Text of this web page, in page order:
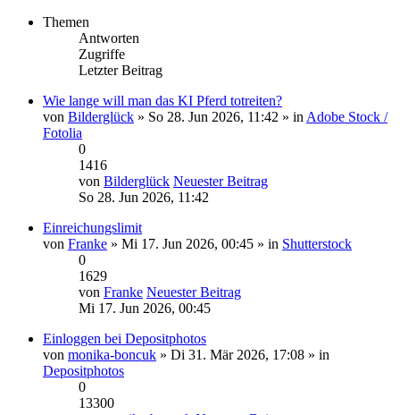
Themen
Antworten
Zugriffe
Letzter Beitrag
Wie lange will man das KI Pferd totreiten?
von Bilderglück » So 28. Jun 2026, 11:42 » in Adobe Stock /
Fotolia
0
1416
von Bilderglück Neuester Beitrag
So 28. Jun 2026, 11:42
Einreichungslimit
von Franke » Mi 17. Jun 2026, 00:45 » in Shutterstock
0
1629
von Franke Neuester Beitrag
Mi 17. Jun 2026, 00:45
Einloggen bei Depositphotos
von monika-boncuk » Di 31. Mär 2026, 17:08 » in
Depositphotos
0
13300